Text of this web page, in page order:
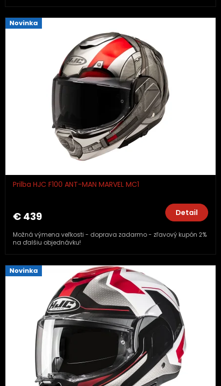
Novinka
Prilba HJC F100 ANT-MAN MARVEL MC1
€ 439 Detail
Možná výmena veľkosti - doprava zadarmo - zľavový kupón 2%
na ďalšiu objednávku!
Novinka